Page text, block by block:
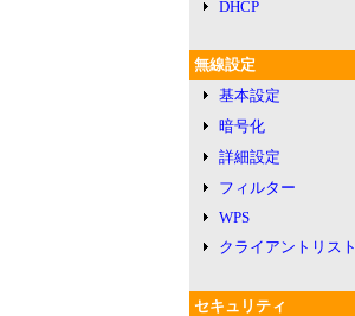
DHCP
無線設定
基本設定
暗号化
詳細設定
フィルター
WPS
クライアントリスト
セキュリティ